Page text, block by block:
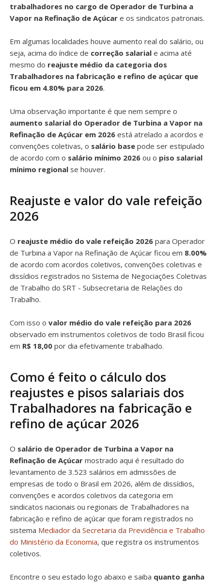
trabalhadores no cargo de Operador de Turbina a
Vapor na Refinação de Açúcar e os sindicatos patronais.
Em algumas localidades houve aumento real do salário, ou
seja, acima do índice de correção salarial e acima até
mesmo do reajuste médio da categoria dos
Trabalhadores na fabricação e refino de açúcar que
ficou em 4.80% para 2026.
Uma observação importante é que nem sempre o
aumento salarial do Operador de Turbina a Vapor na
Refinação de Açúcar em 2026 está atrelado a acordos e
convenções coletivas, o salário base pode ser estipulado
de acordo com o salário mínimo 2026 ou o piso salarial
mínimo regional se houver.
Reajuste e valor do vale refeição
2026
O reajuste médio do vale refeição 2026 para Operador
de Turbina a Vapor na Refinação de Açúcar ficou em 8.00%
de acordo com acordos coletivos, convenções coletivas e
dissídios registrados no Sistema de Negociações Coletivas
de Trabalho do SRT - Subsecretaria de Relações do
Trabalho.
Com isso o valor médio do vale refeição para 2026
observado em instrumentos coletivos de todo Brasil ficou
em R$ 18,00 por dia efetivamente trabalhado.
Como é feito o cálculo dos
reajustes e pisos salariais dos
Trabalhadores na fabricação e
refino de açúcar 2026
O salário de Operador de Turbina a Vapor na
Refinação de Açúcar mostrado aqui é resultado do
levantamento de 3.523 salários em admissões de
empresas de todo o Brasil em 2026, além de dissídios,
convenções e acordos coletivos da categoria em
sindicatos nacionais ou regionais de Trabalhadores na
fabricação e refino de açúcar que foram registrados no
sistema Mediador da Secretaria da Previdência e Trabalho
do Ministério da Economia, que registra os instrumentos
coletivos.
Encontre o seu estado logo abaixo e saiba quanto ganha